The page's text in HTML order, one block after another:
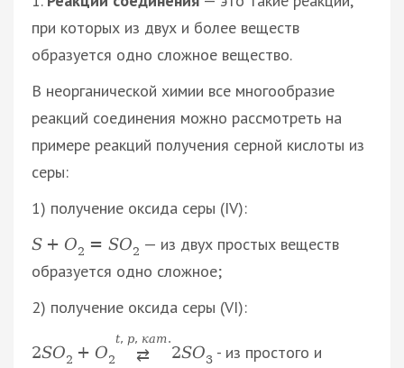
при которых из двух и более веществ
образуется одно сложное вещество.
В неорганической химии все многообразие
реакций соединения можно рассмотреть на
примере реакций получения серной кислоты из
серы:
1) получение оксида серы (IV):
S + O2 = SO2 — из двух простых веществ
образуется одно сложное;
2) получение оксида серы (VI):
2SO2 + O2
t, p, кат.
⇄ 2SO3 - из простого и